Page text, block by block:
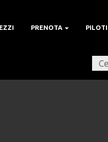
PRENOTA PILOTI